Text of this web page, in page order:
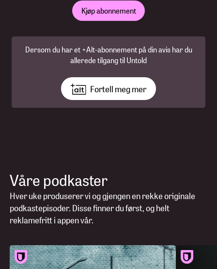
Kjøp abonnement
Dersom du har et +Alt-abonnement på din avis har du
allerede tilgang til Untold
Fortell meg mer
Våre podkaster
Hver uke produserer vi og gjengen en rekke originale
podkastepisoder. Disse finner du først, og helt
reklamefritt i appen vår.